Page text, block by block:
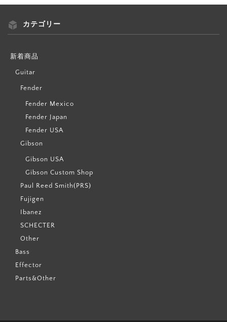
カテゴリー
新着商品
Guitar
Fender
Fender Mexico
Fender Japan
Fender USA
Gibson
Gibson USA
Gibson Custom Shop
Paul Reed Smith(PRS)
Fujigen
Ibanez
SCHECTER
Other
Bass
Effector
Parts&Other